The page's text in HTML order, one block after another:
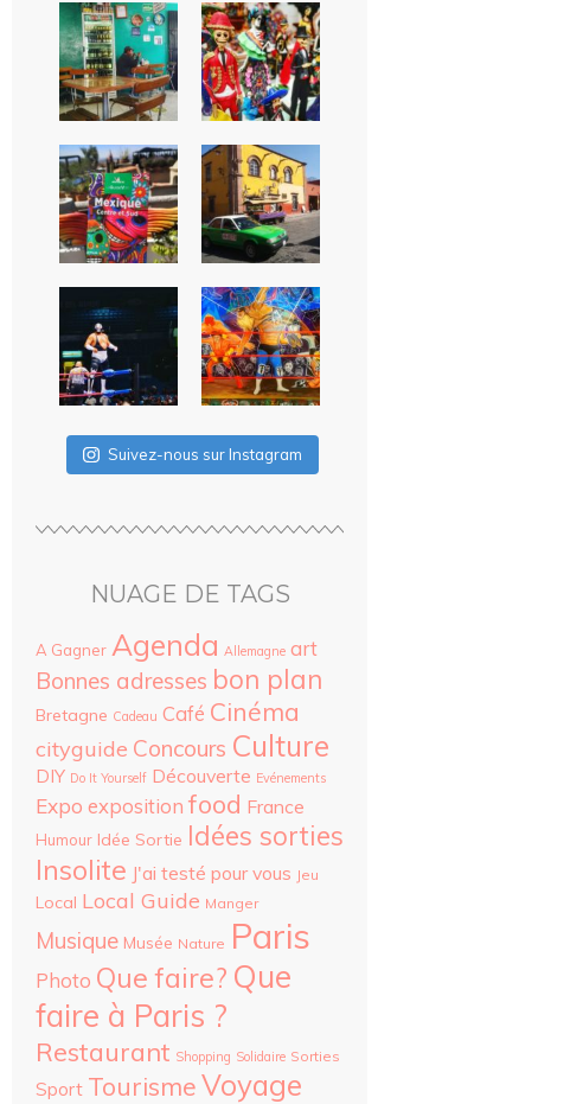
Suivez-nous sur Instagram
NUAGE DE TAGS
A Gagner Agenda Allemagne art
Bonnes adresses bon plan
Bretagne Cadeau Café Cinéma
cityguide Concours Culture
DIY Do It Yourself Découverte Evénements
Expo exposition food France
Humour Idée Sortie Idées sorties
Insolite J'ai testé pour vous Jeu
Local Local Guide Manger
Musique Musée Nature Paris
Photo Que faire? Que
faire à Paris ?
Restaurant Shopping Solidaire Sorties
Sport TourismeVoyage